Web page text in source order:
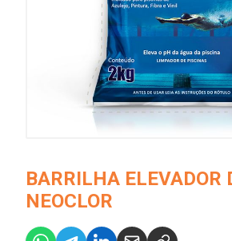
BARRILHA ELEVADOR
NEOCLOR